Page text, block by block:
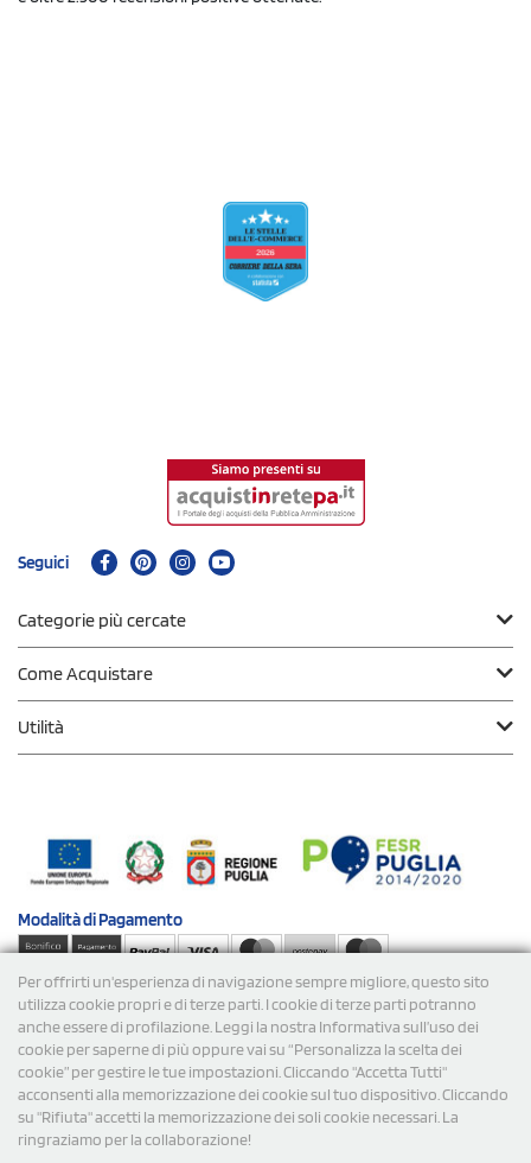
Per offrirti un'esperienza di navigazione sempre migliore, questo sito
utilizza cookie propri e di terze parti. I cookie di terze parti potranno
anche essere di profilazione. Leggi la nostra Informativa sull’uso dei
cookie per saperne di più oppure vai su “Personalizza la scelta dei
cookie” per gestire le tue impostazioni. Cliccando "Accetta Tutti"
acconsenti alla memorizzazione dei cookie sul tuo dispositivo. Cliccando
su "Rifiuta" accetti la memorizzazione dei soli cookie necessari. La
ringraziamo per la collaborazione!
Seguici
Categorie più cercate
Come Acquistare
Utilità
Modalità diPagamento
Spedizioni